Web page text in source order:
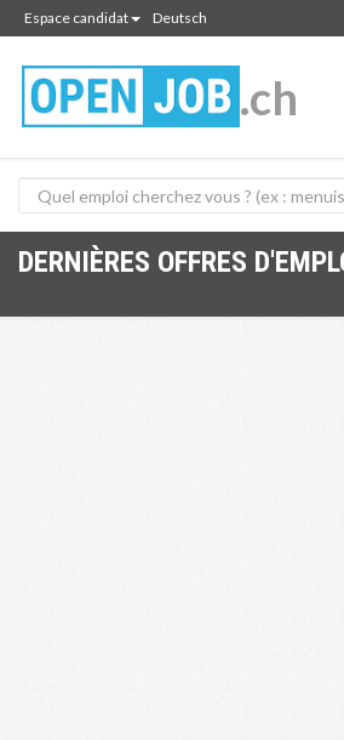
Espace candidat Deutsch
.ch
DERNIÈRES OFFRES